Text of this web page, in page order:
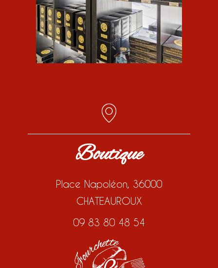
Boutique
Place Napoléon, 36000
CHATEAUROUX
09 83 80 48 54